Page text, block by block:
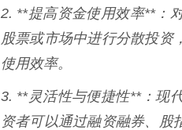
2. **提高资金使用效率**：
股票或市场中进行分散投资
使用效率。
3. **灵活性与便捷性**：现
资者可以通过融资融券、股